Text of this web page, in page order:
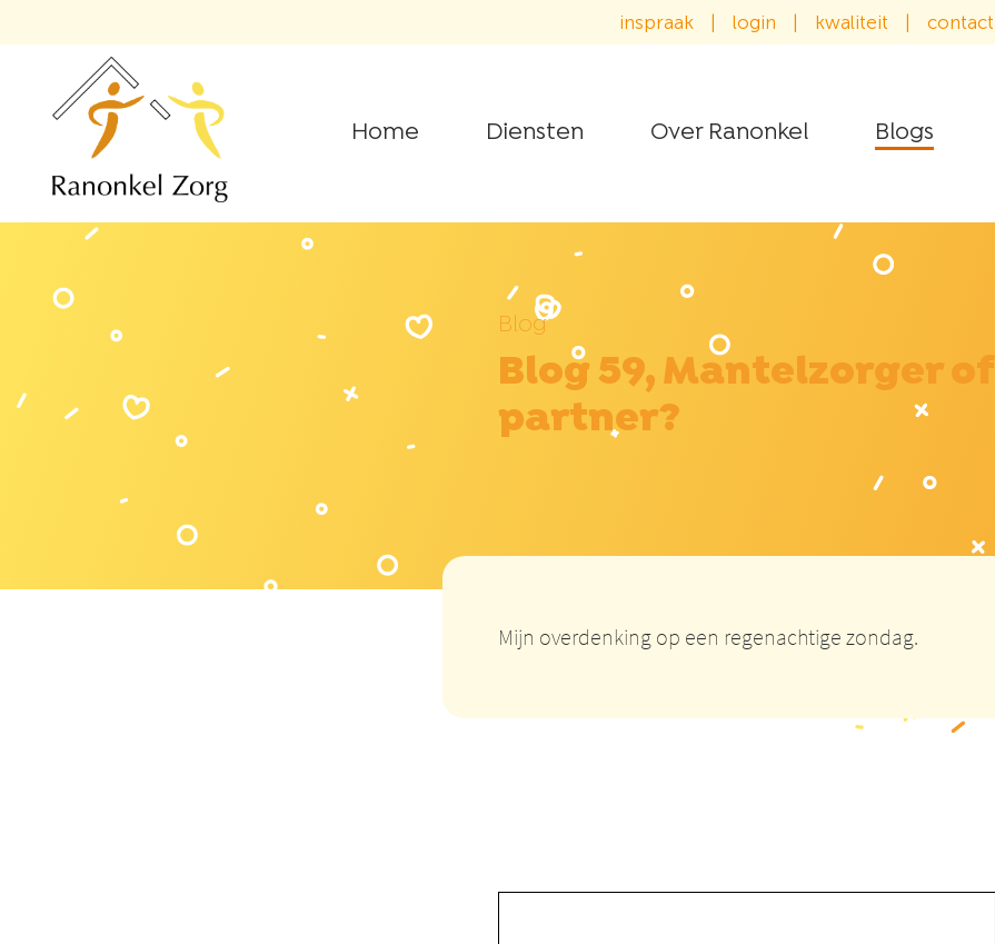
inspraak login kwaliteit contact
Home Diensten Over Ranonkel Blogs
Blog
Blog 59, Mantelzorger of
partner?
Mijn overdenking op een regenachtige zondag.